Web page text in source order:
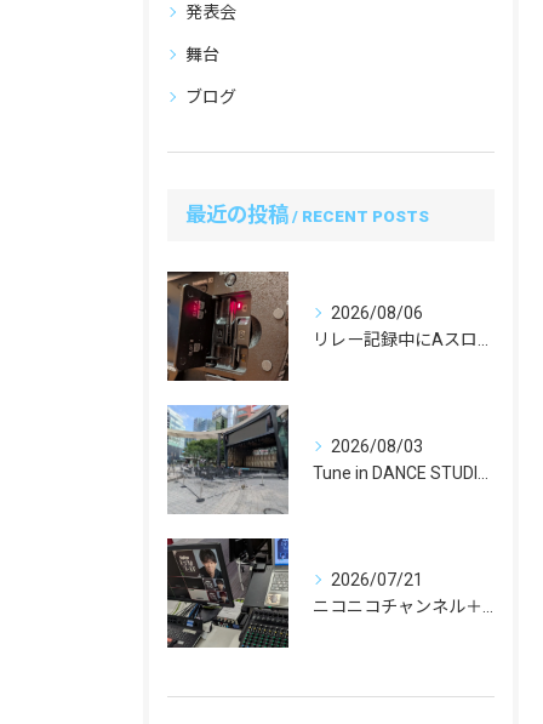
発表会
舞台
ブログ
最近の投稿 RECENT POSTS
2026/08/06
2026/08/03
2026/07/21